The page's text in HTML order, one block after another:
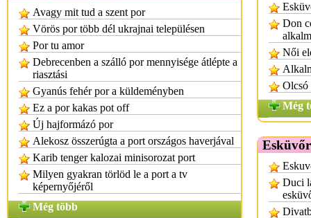
Avagy mit tud a szent por
Vörös por több dél ukrajnai településen
Por tu amor
Debrecenben a szálló por mennyisége átlépte a
riasztási
Gyanús fehér por a küldeményben
Ez a por kakas pot off
Új hajformázó por
Alekosz összerúgta a port országos haverjával
Karib tenger kalozai minisorozat port
Milyen gyakran törlöd le a port a tv
képernyőjéről
Még több
Don
Női
Olcsó
Még
Duci